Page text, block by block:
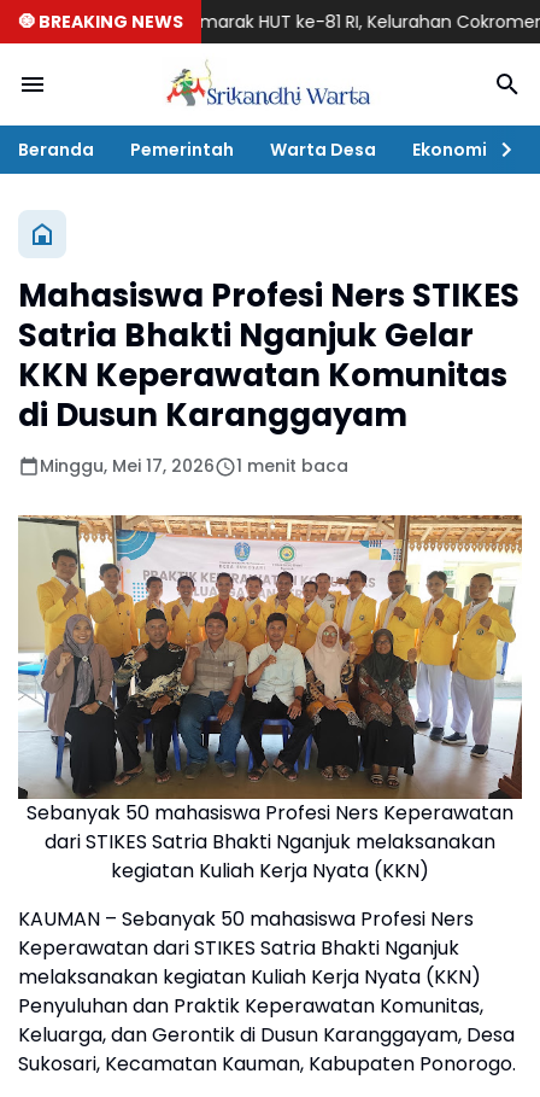
🧿 BREAKING NEWS
Semarak HUT ke-81 RI, Kelurahan Cokromenggalan
Beranda Pemerintah Warta Desa Ekonomi
Mahasiswa Profesi Ners STIKES
Satria Bhakti Nganjuk Gelar
KKN Keperawatan Komunitas
di Dusun Karanggayam
Minggu, Mei 17, 2026 1 menit baca
Sebanyak 50 mahasiswa Profesi Ners Keperawatan
dari STIKES Satria Bhakti Nganjuk melaksanakan
kegiatan Kuliah Kerja Nyata (KKN)
KAUMAN – Sebanyak 50 mahasiswa Profesi Ners
Keperawatan dari STIKES Satria Bhakti Nganjuk
melaksanakan kegiatan Kuliah Kerja Nyata (KKN)
Penyuluhan dan Praktik Keperawatan Komunitas,
Keluarga, dan Gerontik di Dusun Karanggayam, Desa
Sukosari, Kecamatan Kauman, Kabupaten Ponorogo.